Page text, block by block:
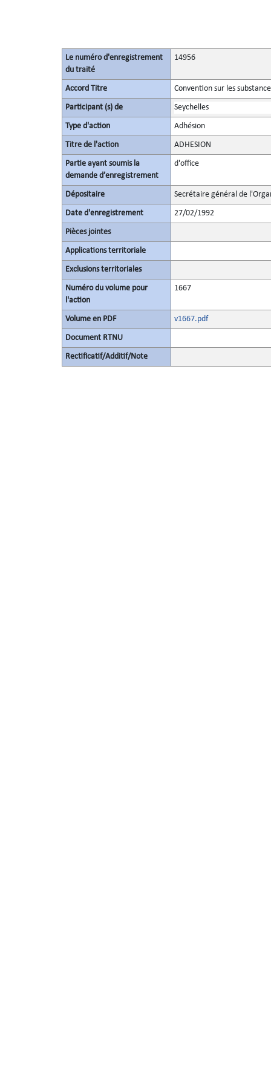
Le numéro d'enregistrement
du traité
14956
Accord Titre Convention sur les
Participant (s) de Seychelles
Type d'action Adhésion
Titre de l'action ADHESION
Partie ayant soumis la
demande d’enregistrement
d'office
Dépositaire Secrétaire général de
Date d'enregistrement 27/02/1992
Pièces jointes
Applications territoriale
Exclusions territoriales
Numéro du volume pour
l'action
1667
Volume en PDF v1667.pdf
Document RTNU
Rectificatif/Additif/Note